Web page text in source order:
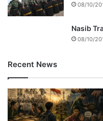
08/10/
Nasib
08/10/
Recent News